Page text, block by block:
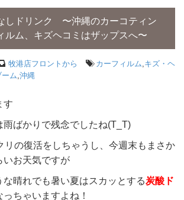
しドリンク 〜沖縄のカーコティン
ルム、キズヘコミはザップスへ〜
牧港店フロントから カーフィルム,キズ・ヘ
ーム,沖縄
す
雨ばかりで残念でしたね(T_T)
リの復活をしちゃうし、今週末もまさか
いお天気ですが
晴れでも暑い夏はスカッとする炭酸ド
ちゃいますよね！